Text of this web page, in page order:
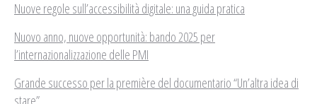
Nuove regole sull’accessibilità digitale: una guida pratica
Nuovo anno, nuove opportunità: bando 2025 per
l’internazionalizzazione delle PMI
Grande successo per la première del documentario “Un’altra idea di